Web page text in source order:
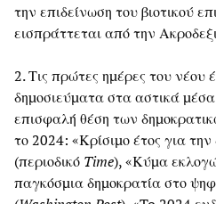
την επιδείνωση του βιοτικού
εισπράττεται από την
2. Τις πρώτες ημέρες του νέου
δημοσιεύματα στα αστικά
επισφαλή θέση των
το 2024: «Κρίσιμο έτος για
(περιοδικό Time), «Κύμα
παγκόσμια δημοκρατία στο